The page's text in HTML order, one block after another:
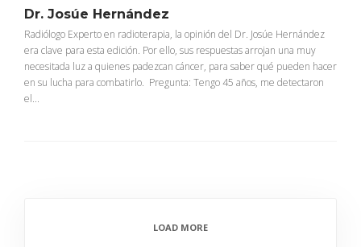
Dr. Josúe Hernández
Radiólogo Experto en radioterapia, la opinión del Dr. Josúe Hernández
era clave para esta edición. Por ello, sus respuestas arrojan una muy
necesitada luz a quienes padezcan cáncer, para saber qué pueden hacer
en su lucha para combatirlo. Pregunta: Tengo 45 años, me detectaron
el...
LOAD MORE